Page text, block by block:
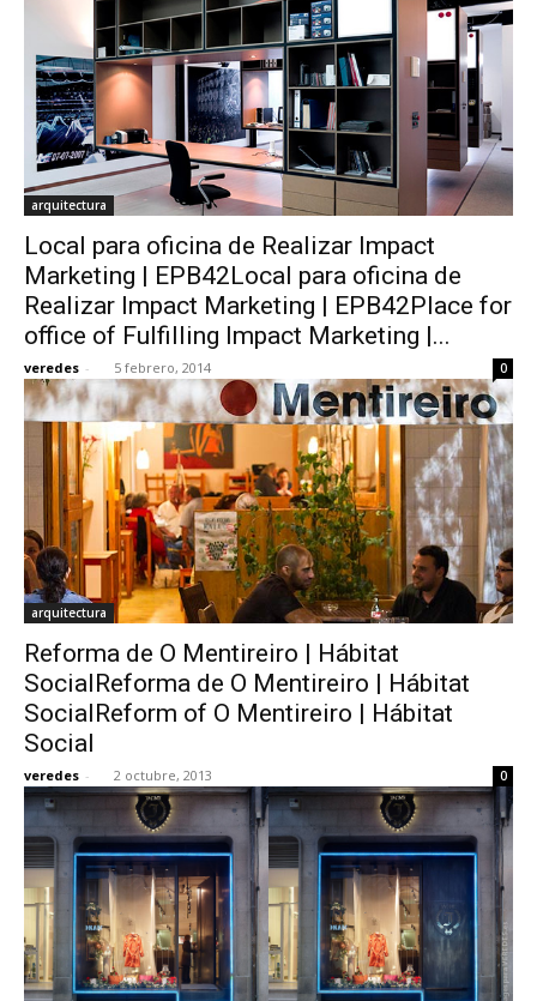
arquitectura
Local para oficina de Realizar Impact
Marketing | EPB42Local para oficina de
Realizar Impact Marketing | EPB42Place for
office of Fulfilling Impact Marketing |...
veredes - 5 febrero, 2014 0
arquitectura
Reforma de O Mentireiro | Hábitat
SocialReforma de O Mentireiro | Hábitat
SocialReform of O Mentireiro | Hábitat
Social
veredes - 2 octubre, 2013 0